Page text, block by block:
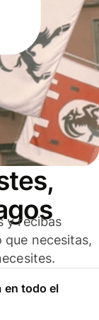
y recibas
que necesitas,
en todo el